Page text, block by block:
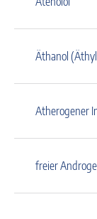
Äthanol
Atherogener
freier